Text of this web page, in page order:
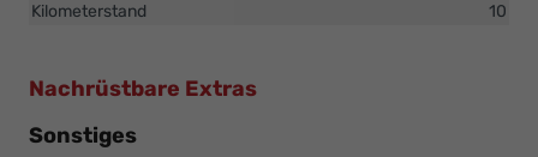
Kilometerstand
10
Nachrüstbare Extras
Sonstiges